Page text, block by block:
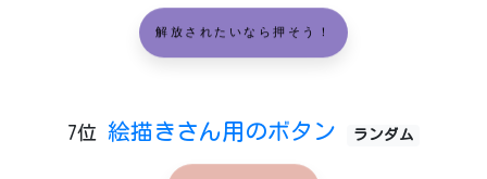
解放されたいなら押そう！
7位 絵描きさん用のボタン ランダム